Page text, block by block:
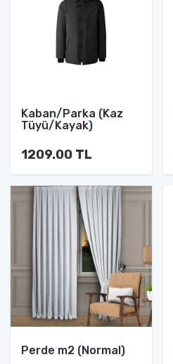
Kaban/Parka (Kaz
Tüyü/Kayak)
1209.00 TL
Perde m2 (Normal)